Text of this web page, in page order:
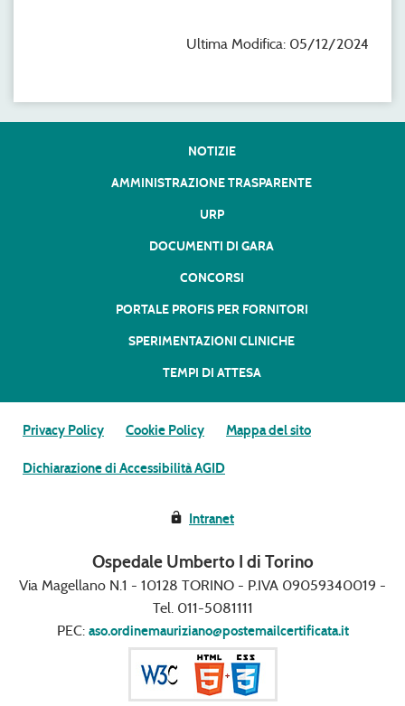
Ultima Modifica: 05/12/2024
NOTIZIE
AMMINISTRAZIONE TRASPARENTE
URP
DOCUMENTI DI GARA
CONCORSI
PORTALE PROFIS PER FORNITORI
SPERIMENTAZIONI CLINICHE
TEMPI DI ATTESA
Privacy Policy Cookie Policy Mappa del sito
Dichiarazione di Accessibilità AGID
Intranet
Ospedale Umberto I di Torino
Via Magellano N.1 - 10128 TORINO - P.IVA 09059340019 -
Tel. 011-5081111
PEC: aso.ordinemauriziano@postemailcertificata.it